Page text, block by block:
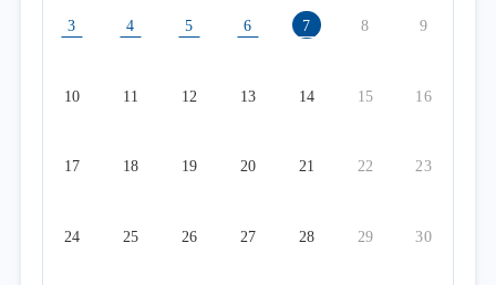
3 4 5 6 7 8 9
10 11 12 13 14 15 16
17 18 19 20 21 22 23
24 25 26 27 28 29 30